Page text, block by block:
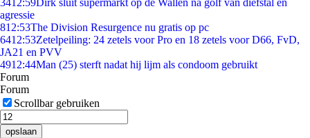
3412:59Dirk sluit supermarkt op de Wallen na golf van diefstal en
agressie
812:53The Division Resurgence nu gratis op pc
6412:53Zetelpeiling: 24 zetels voor Pro en 18 zetels voor D66, FvD,
JA21 en PVV
4912:44Man (25) sterft nadat hij lijm als condoom gebruikt
Forum
Forum
Scrollbar gebruiken
opslaan